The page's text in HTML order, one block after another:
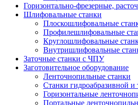
Горизонтально-фрезерные,
Шлифовальные станки
Плоскошлифовальные
Профилешлифовальные
Круглошлифовальные
Внутришлифовальные
Заточные станки с ЧПУ
Заготовительное оборудование
Ленточнопильные станки
Станки гидроабразивной и
Горизонтальные
Портальные